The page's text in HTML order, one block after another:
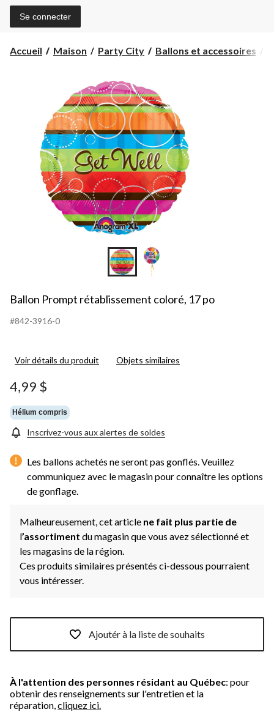
Se connecter
Accueil Maison Party City Ballons et accessoires
Ballon Prompt rétablissement coloré, 17 po
#842-3916-0
Voir détails du produit Objets similaires
4,99 $
Hélium compris
Inscrivez-vous aux alertes de soldes
Les ballons achetés ne seront pas gonflés. Veuillez
communiquez avec le magasin pour connaître les options
de gonflage.
Malheureusement, cet article ne fait plus partie de
l’assortiment du magasin que vous avez sélectionné et
les magasins de la région.
Ces produits similaires présentés ci-dessous pourraient
vous intéresser.
Ajoutér à la liste de souhaits
À l'attention des personnes résidant au Québec: pour
obtenir des renseignements sur l'entretien et la
réparation, cliquez ici.